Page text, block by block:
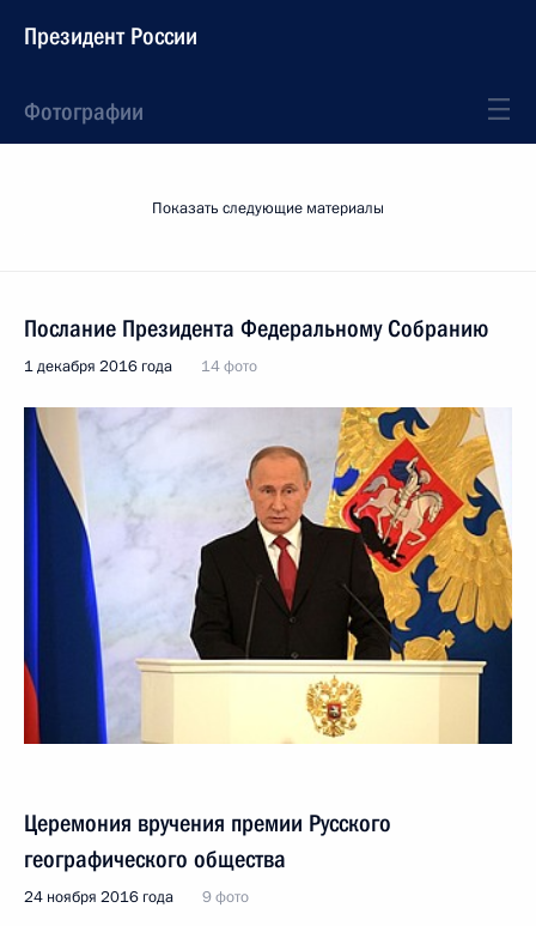
Президент России
Фотографии
Показать следующие материалы
Послание Президента Федеральному Собранию
1 декабря 2016 года 14 фото
Церемония вручения премии Русского
географического общества
24 ноября 2016 года 9 фото